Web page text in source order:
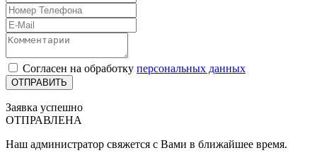
Согласен на обработку персональных данных
Заявка успешно
ОТПРАВЛЕНА
Наш администратор свяжется с Вами в ближайшее время.